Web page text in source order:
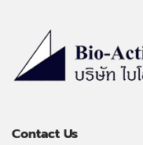
Contact Us